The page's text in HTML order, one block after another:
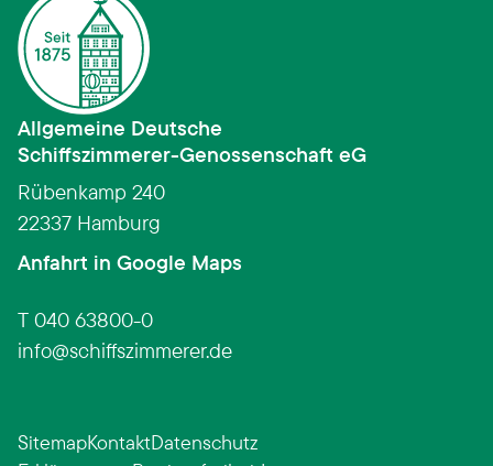
Allgemeine Deutsche
Schiffszimmerer­-­Genossenschaft eG
Rübenkamp 240
22337 Hamburg
Anfahrt in Google Maps
T 040 63800-0
info
schiffszimmerer.de
SitemapKontaktDatenschutz